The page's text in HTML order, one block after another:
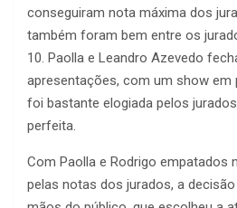
conseguiram nota máxima dos
também foram bem entre os
10. Paolla e Leandro Azevedo
apresentações, com um show em
foi bastante elogiada pelos
perfeita.
Com Paolla e Rodrigo empatados
pelas notas dos jurados, a